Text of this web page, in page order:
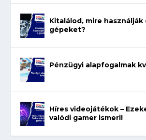
Kitalálod, mire
gépeket?
Pénzügyi alapfogalmak
Híres videojátékok –
valódi gamer ismeri!